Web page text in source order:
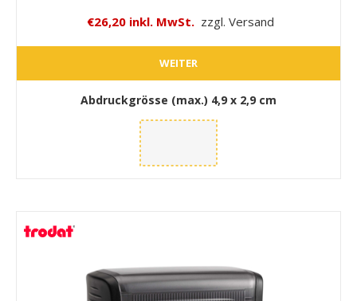
€26,20 inkl. MwSt. zzgl. Versand
WEITER
Abdruckgrösse (max.) 4,9 x 2,9 cm